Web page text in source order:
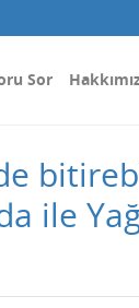
Sor
ile